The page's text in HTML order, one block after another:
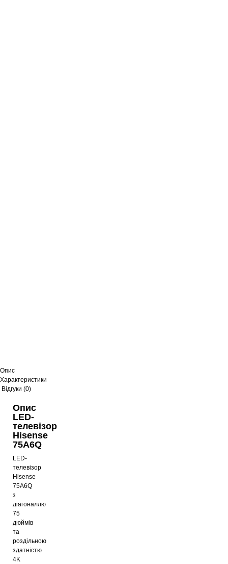
Опис
Характеристики
Відгуки (0)
Опис
LED-
телевізор
Hisense
75A6Q
LED-
телевізор
Hisense
75A6Q
з
діагоналлю
75
дюймів
та
роздільною
здатністю
4K